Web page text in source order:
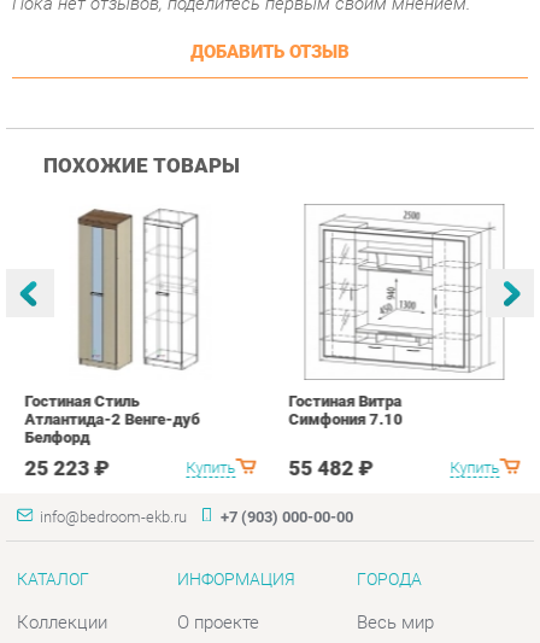
ПОХОЖИЕ ТОВАРЫ
Атлантида-2 Венге-дуб
Белфорд
25 223 ₽ Купить
Гостиная Витра
Симфония 7.10
55 482 ₽
info@bedroom-ekb.ru +7 (903) 000-00-00
КАТАЛОГ
Коллекции
Матрасы
Шкафы
Тумбы
ИНФОРМАЦИЯ
О проекте
Дизайн
Скидки и Акции
Политика
ГОРОДА
Весь мир